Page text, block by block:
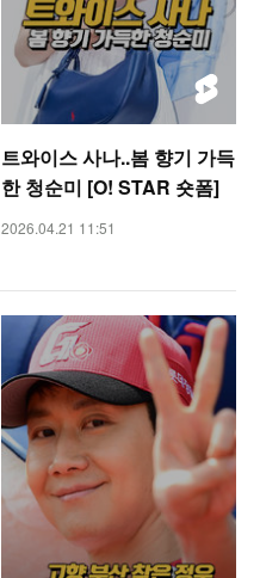
트와이스 사나..봄 향기 가득
한 청순미 [O! STAR 숏폼]
2026.04.21 11:51